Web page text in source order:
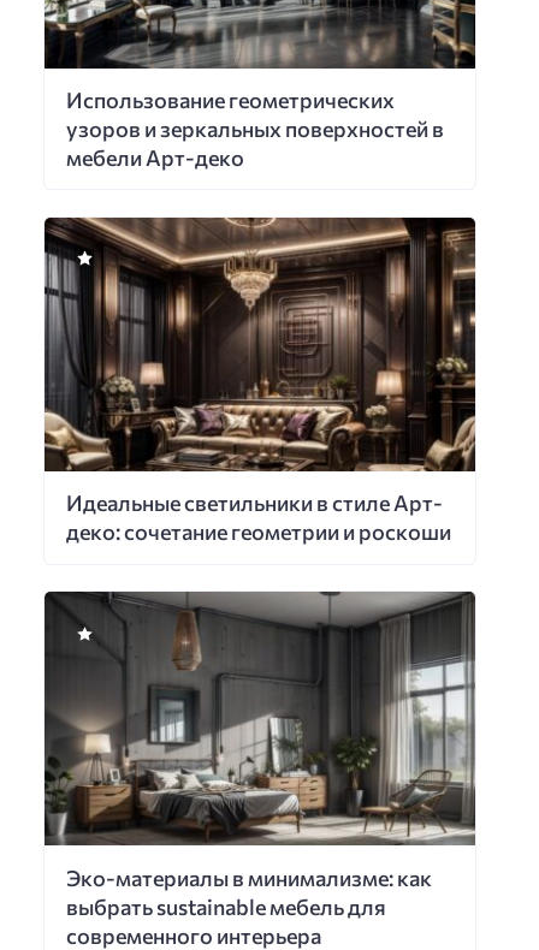
Использование геометрических
узоров и зеркальных поверхностей в
мебели Арт-деко
Идеальные светильники в стиле Арт-
деко: сочетание геометрии и роскоши
Эко-материалы в минимализме: как
выбрать sustainable мебель для
современного интерьера